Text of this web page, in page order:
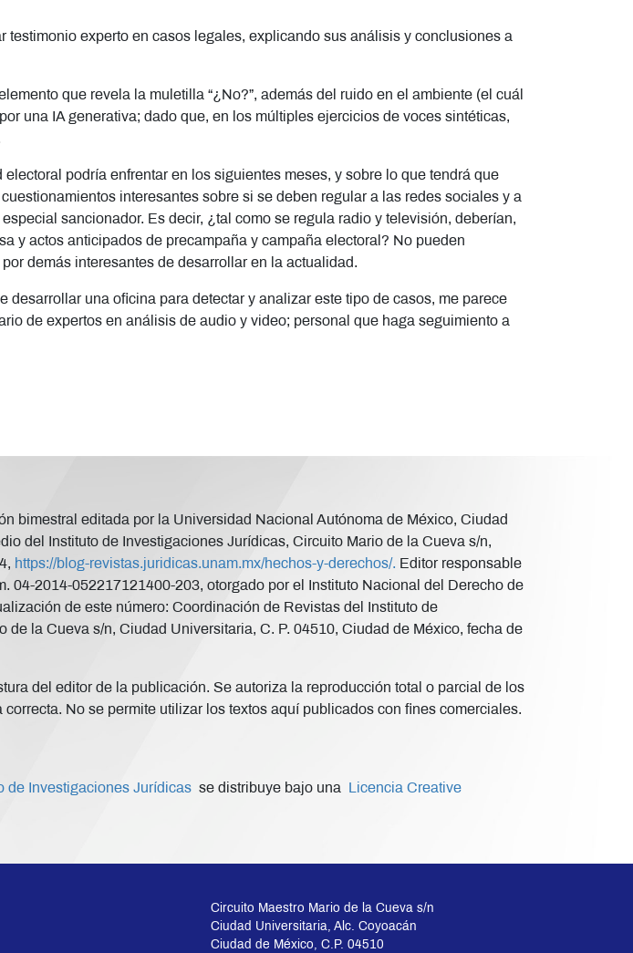
testimonio experto en casos legales, explicando sus análisis y conclusiones a
que revela la muletilla “¿No?”, además del ruido en el ambiente (el cuál
una IA generativa; dado que, en los múltiples ejercicios de voces sintéticas,
podría enfrentar en los siguientes meses, y sobre lo que tendrá que
interesantes sobre si se deben regular a las redes sociales y a
sancionador. Es decir, ¿tal como se regula radio y televisión, deberían,
y actos anticipados de precampaña y campaña electoral? No pueden
demás interesantes de desarrollar en la actualidad.
una oficina para detectar y analizar este tipo de casos, me parece
de expertos en análisis de audio y video; personal que haga seguimiento a
bimestral editada por la Universidad Nacional Autónoma de México, Ciudad
del Instituto de Investigaciones Jurídicas, Circuito Mario de la Cueva s/n,
https://blog-revistas.juridicas.unam.mx/hechos-y-derechos/. Editor responsable
04-2014-052217121400-203, otorgado por el Instituto Nacional del Derecho de
de este número: Coordinación de Revistas del Instituto de
la Cueva s/n, Ciudad Universitaria, C. P. 04510, Ciudad de México, fecha de
del editor de la publicación. Se autoriza la reproducción total o parcial de los
No se permite utilizar los textos aquí publicados con fines comerciales.
de Investigaciones Jurídicas se distribuye bajo una
Licencia Creative
Circuito Maestro Mario de la Cueva s/n
Ciudad Universitaria, Alc. Coyoacán
Ciudad de México, C.P. 04510